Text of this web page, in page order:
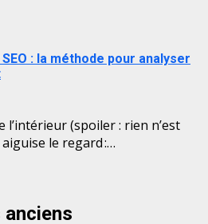
: la méthode pour analyser
l’intérieur (spoiler : rien n’est
le regard :…